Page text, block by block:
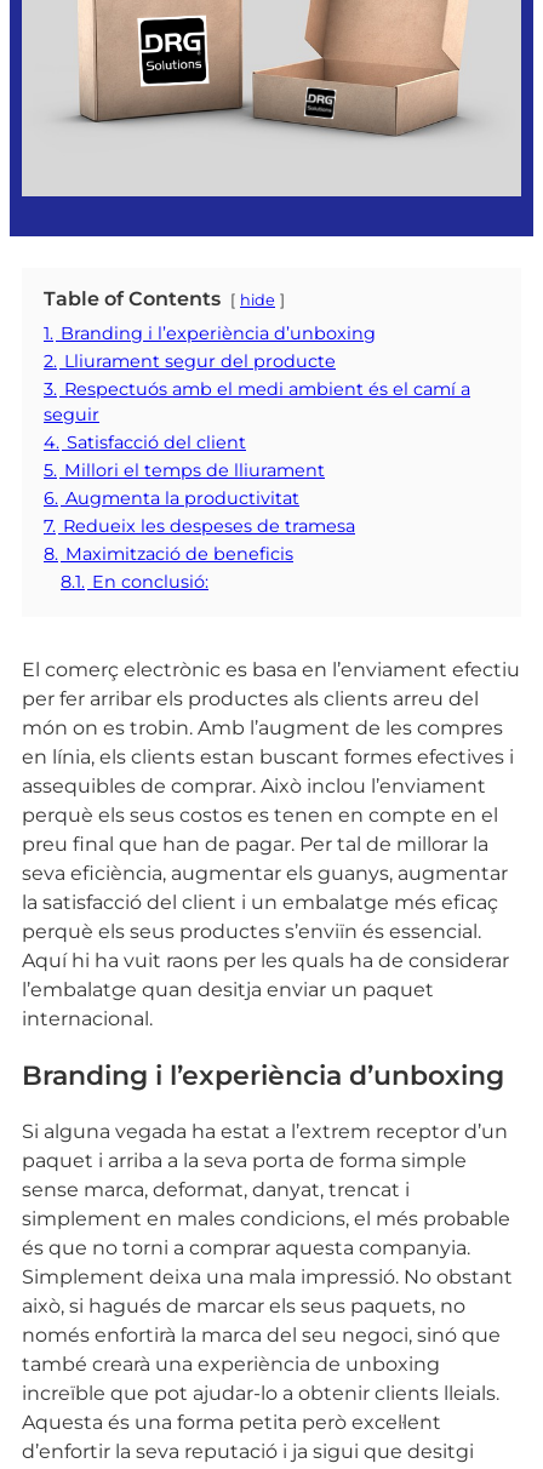
Table of Contents hide
1. Branding i l’experiència d’unboxing
2. Lliurament segur del producte
3. Respectuós amb el medi ambient és el camí a
seguir
4. Satisfacció del client
5. Millori el temps de lliurament
6. Augmenta la productivitat
7. Redueix les despeses de tramesa
8. Maximització de beneficis
8.1. En conclusió:
El comerç electrònic es basa en l’enviament efectiu
per fer arribar els productes als clients arreu del
món on es trobin. Amb l’augment de les compres
en línia, els clients estan buscant formes efectives i
assequibles de comprar. Això inclou l’enviament
perquè els seus costos es tenen en compte en el
preu final que han de pagar. Per tal de millorar la
seva eficiència, augmentar els guanys, augmentar
la satisfacció del client i un embalatge més eficaç
perquè els seus productes s’enviïn és essencial.
Aquí hi ha vuit raons per les quals ha de considerar
l’embalatge quan desitja enviar un paquet
internacional.
Branding i l’experiència d’unboxing
Si alguna vegada ha estat a l’extrem receptor d’un
paquet i arriba a la seva porta de forma simple
sense marca, deformat, danyat, trencat i
simplement en males condicions, el més probable
és que no torni a comprar aquesta companyia.
Simplement deixa una mala impressió. No obstant
això, si hagués de marcar els seus paquets, no
només enfortirà la marca del seu negoci, sinó que
també crearà una experiència de unboxing
increïble que pot ajudar-lo a obtenir clients lleials.
Aquesta és una forma petita però excel·lent
d’enfortir la seva reputació i ja sigui que desitgi